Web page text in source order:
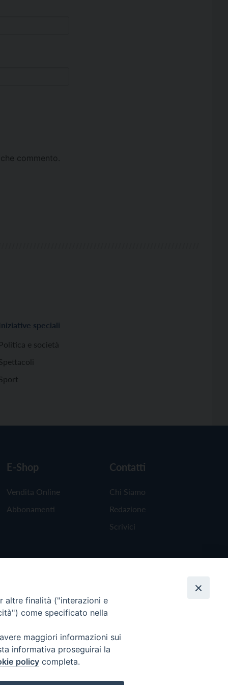
commento.
Iniziative speciali
Politica e società
E-Shop
Vendita Online
Abbonamenti
Contatti
Chi Siamo
Redazione
Scrivici
altre finalità ("interazioni e
come specificato nella
maggiori informazioni sui
informativa proseguirai la
policy completa.